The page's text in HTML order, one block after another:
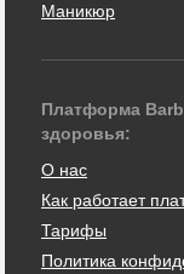
Маникюр
Платформа
здоровья:
О нас
Как работает
Тарифы
Политика